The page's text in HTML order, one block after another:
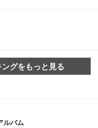
グをもっと見る
ルバム